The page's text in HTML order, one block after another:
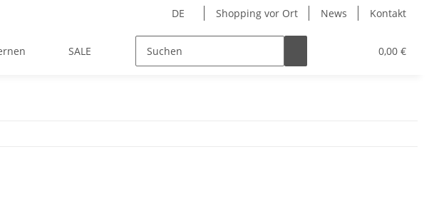
DE Shopping vor Ort News Kontakt
0,00 €
SALE Hersteller